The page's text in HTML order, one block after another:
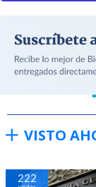
VISTO
222